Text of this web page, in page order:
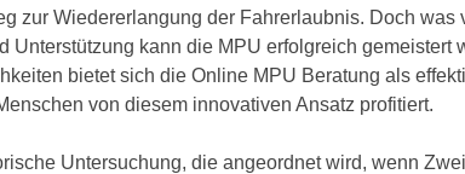
zur Wiedererlangung der Fahrerlaubnis. Doch was
Unterstützung kann die MPU erfolgreich gemeistert
bietet sich die Online MPU Beratung als
von diesem innovativen Ansatz profitiert.
Untersuchung, die angeordnet wird, wenn